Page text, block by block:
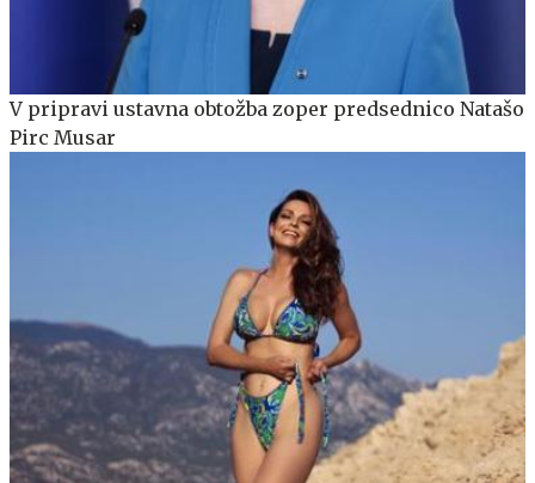
V pripravi ustavna obtožba zoper predsednico Natašo
Pirc Musar